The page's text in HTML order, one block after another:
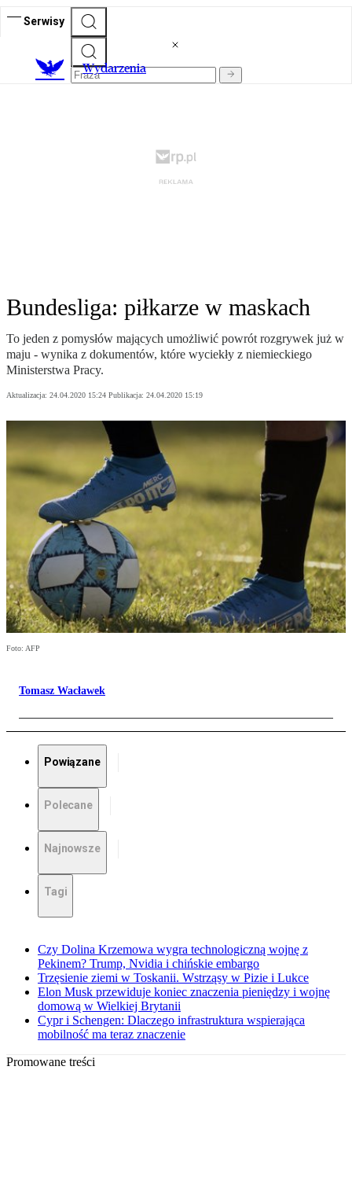
Serwisy
Wydarzenia
Bundesliga: piłkarze w maskach
To jeden z pomysłów mających umożliwić powrót rozgrywek już w
maju - wynika z dokumentów, które wyciekły z niemieckiego
Ministerstwa Pracy.
Aktualizacja: 24.04.2020 15:24 Publikacja: 24.04.2020 15:19
Foto: AFP
Tomasz Wacławek
Powiązane
Polecane
Najnowsze
Tagi
Czy Dolina Krzemowa wygra technologiczną wojnę z
Pekinem? Trump, Nvidia i chińskie embargo
Trzęsienie ziemi w Toskanii. Wstrząsy w Pizie i Lukce
Elon Musk przewiduje koniec znaczenia pieniędzy i wojnę
domową w Wielkiej Brytanii
Cypr i Schengen: Dlaczego infrastruktura wspierająca
mobilność ma teraz znaczenie
Promowane treści